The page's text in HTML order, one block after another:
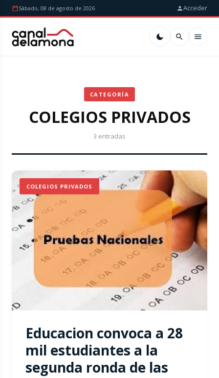
Sábado, 08 de agosto de 2026 Acceder
CATEGORÍA
COLEGIOS PRIVADOS
3 entradas
COLEGIOS PRIVADOS
Educacion convoca a 28
mil estudiantes a la
segunda ronda de las